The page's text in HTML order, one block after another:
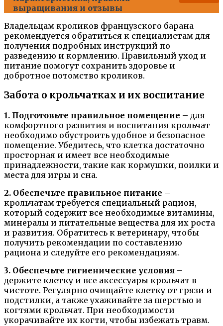
выращивания и отзывы
Владельцам кроликов французского барана
рекомендуется обратиться к специалистам для
получения подробных инструкций по
разведению и кормлению. Правильный уход и
питание помогут сохранить здоровье и
добротное потомство кроликов.
Забота о крольчатках и их воспитание
1. Подготовьте правильное помещение – для
комфортного развития и воспитания крольчат
необходимо обустроить удобное и безопасное
помещение. Убедитесь, что клетка достаточно
просторная и имеет все необходимые
принадлежности, такие как кормушки, поилки и
места для игры и сна.
2. Обеспечьте правильное питание –
крольчатам требуется специальный рацион,
который содержит все необходимые витамины,
минералы и питательные вещества для их роста
и развития. Обратитесь к ветеринару, чтобы
получить рекомендации по составлению
рациона и следуйте его рекомендациям.
3. Обеспечьте гигиенические условия –
держите клетку и все аксессуары крольчат в
чистоте. Регулярно очищайте клетку от грязи и
подстилки, а также ухаживайте за шерстью и
когтями крольчат. При необходимости
укорачивайте их когти, чтобы избежать травм.